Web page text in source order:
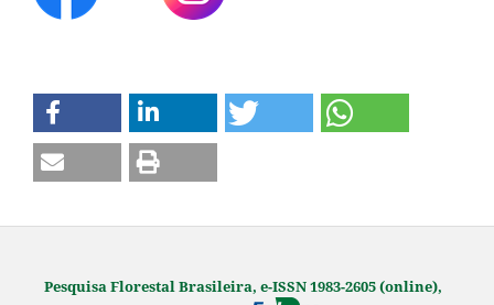
Martins Stangerlin, Rafael Rodolfo de Melo, Adilson
y Bosques,28 (2),e2822405.
10.21829/myb.2022.2822405
Pesquisa Florestal Brasileira, e-ISSN 1983-2605 (online),